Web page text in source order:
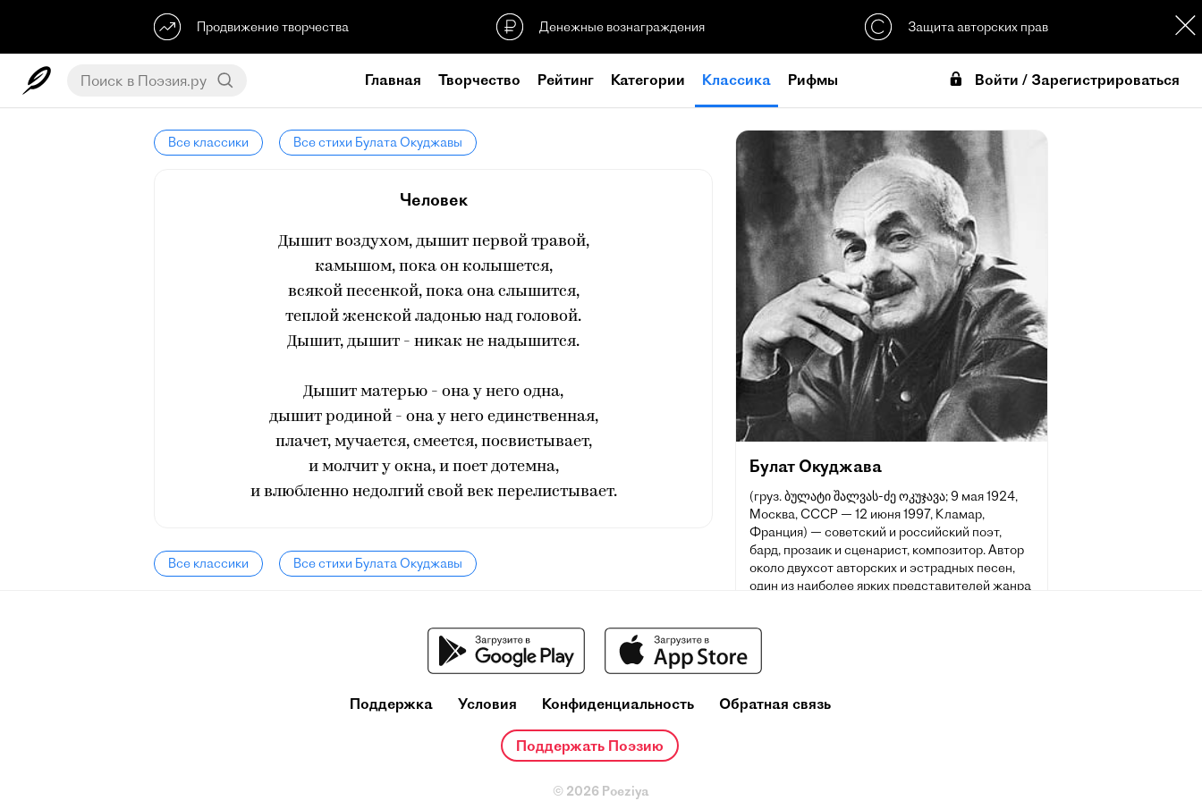
Продвижение творчества Денежные вознаграждения Защита авторских прав
Главная Творчество Рейтинг Категории Классика Рифмы Войти / Зарегистрироваться
Все классики Все стихи Булата Окуджавы
Человек
Дышит воздухом, дышит первой травой,
камышом, пока он колышется,
всякой песенкой, пока она слышится,
теплой женской ладонью над головой.
Дышит, дышит - никак не надышится.
Дышит матерью - она у него одна,
дышит родиной - она у него единственная,
плачет, мучается, смеется, посвистывает,
и молчит у окна, и поет дотемна,
и влюбленно недолгий свой век перелистывает.
Все классики Все стихи Булата Окуджавы
Булат Окуджава
(груз. ბულატი შალვას-ძე ოკუჯავა; 9 мая 1924,
Москва, СССР — 12 июня 1997, Кламар,
Франция) — советский и российский поэт,
бард, прозаик и сценарист, композитор. Автор
около двухсот авторских и эстрадных песен,
один из наиболее ярких представителей жанра
Великой Отечественной войны. Гвардии
Поддержка Условия Конфиденциальность Обратная связь
Поддержать Поэзию
© 2026 Poeziya